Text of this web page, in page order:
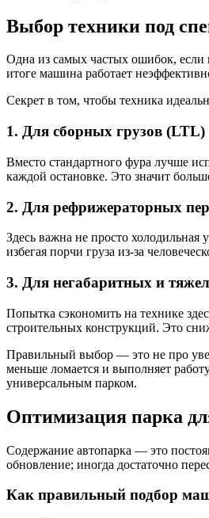
Выбор техники под
Одна из самых частых ошибок, если
итоге машина работает
Секрет в том, чтобы техника
1. Для сборных грузов (LTL)
Вместо стандартного фура лучше
каждой остановке. Это значит
2. Для рефрижераторных
Здесь важна не просто
избегая порчи груза из-за
3. Для негабаритных и
Попытка сэкономить на технике
строительных конструкций. Это
Правильный выбор — это не про
меньше ломается и выполняет
универсальным парком.
Оптимизация парка
Содержание автопарка — это
обновление; иногда достаточно
Как правильный подбор